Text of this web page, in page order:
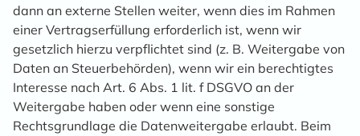
dann an externe Stellen weiter, wenn dies im Rahmen
einer Vertragserfüllung erforderlich ist, wenn wir
gesetzlich hierzu verpflichtet sind (z. B. Weitergabe von
Daten an Steuerbehörden), wenn wir ein berechtigtes
Interesse nach Art. 6 Abs. 1 lit. f DSGVO an der
Weitergabe haben oder wenn eine sonstige
Rechtsgrundlage die Datenweitergabe erlaubt. Beim